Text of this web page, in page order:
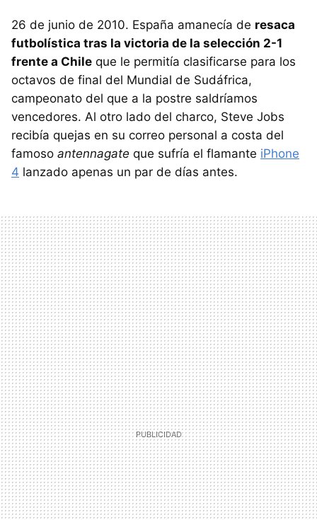
26 de junio de 2010. España amanecía de resaca
futbolística tras la victoria de la selección 2-1
frente a Chile que le permitía clasificarse para los
octavos de final del Mundial de Sudáfrica,
campeonato del que a la postre saldríamos
vencedores. Al otro lado del charco, Steve Jobs
recibía quejas en su correo personal a costa del
famoso antennagate que sufría el flamante iPhone
4 lanzado apenas un par de días antes.